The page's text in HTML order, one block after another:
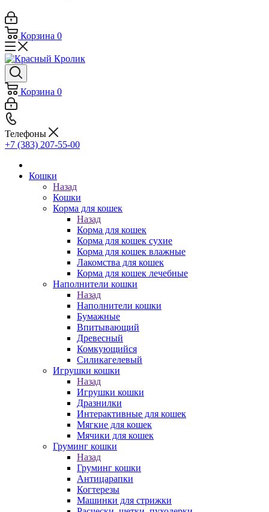
Корзина 0
Корзина 0
Телефоны
+7 (383) 207-55-00
Кошки
Назад
Кошки
Корма для кошек
Назад
Корма для кошек
Корма для кошек сухие
Корма для кошек влажные
Лакомства для кошек
Корма для кошек лечебные
Наполнители кошки
Назад
Наполнители кошки
Бумажные
Впитывающий
Древесный
Комкующийся
Силикагелевый
Игрушки кошки
Назад
Игрушки кошки
Дразнилки
Интерактивные для кошек
Мягкие для кошек
Мячики для кошек
Груминг кошки
Назад
Груминг кошки
Антицарапки
Когтерезы
Машинки для стрижки